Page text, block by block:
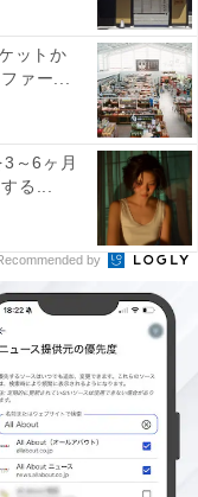
ットか
ァー...
～6ヶ月
る...
by